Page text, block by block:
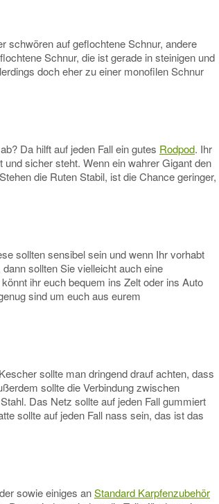
schwören auf geflochtene Schnur, andere
Schnur, die ist gerade in steinigen und
doch eher zu einer monofilen Schnur
Da hilft auf jeden Fall ein gutes Rodpod. Ihr
sicher steht. Wenn ein wahrer Gigant den
die Ruten Stabil, ist die Chance geringer,
sollten sensibel sein und wenn Ihr vorhabt
sollten Sie vielleicht auch eine
ihr euch bequem ins Zelt oder ins Auto
sind um euch aus eurem
sollte man dringend drauf achten, dass
sollte die Verbindung zwischen
Das Netz sollte auf jeden Fall gummiert
sollte auf jeden Fall nass sein, das ist das
sowie einiges anStandard Karpfenzubehör